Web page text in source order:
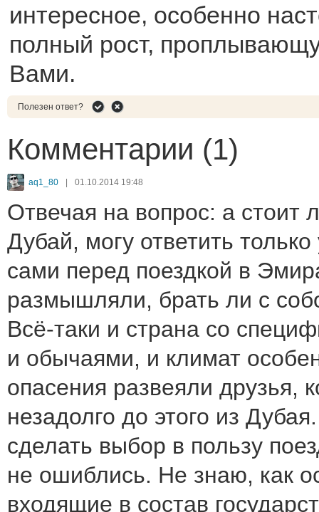
интересное, особенно
полный рост,
Вами.
Полезен ответ?
Комментарии (1)
aq1_80 01.10.2014 19:48
Отвечая на вопрос: а стоит
Дубай, могу ответить
сами перед поездкой в
размышляли, брать ли с
Всё-таки и страна со
и обычаями, и климат
опасения развеяли друзья,
незадолго до этого из
сделать выбор в пользу
не ошиблись. Не знаю, как
входящие в состав